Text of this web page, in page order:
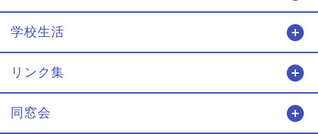
学校生活
リンク集
同窓会